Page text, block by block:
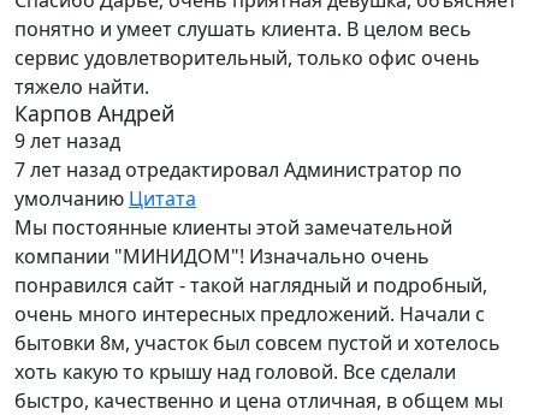
понятно и умеет слушать клиента. В целом весь
сервис удовлетворительный, только офис очень
тяжело найти.
Карпов Андрей
9 лет назад
7 лет назад отредактировал Администратор по
умолчанию Цитата
Мы постоянные клиенты этой замечательной
компании "МИНИДОМ"! Изначально очень
понравился сайт - такой наглядный и подробный,
очень много интересных предложений. Начали с
бытовки 8м, участок был совсем пустой и хотелось
хоть какую то крышу над головой. Все сделали
быстро, качественно и цена отличная, в общем мы